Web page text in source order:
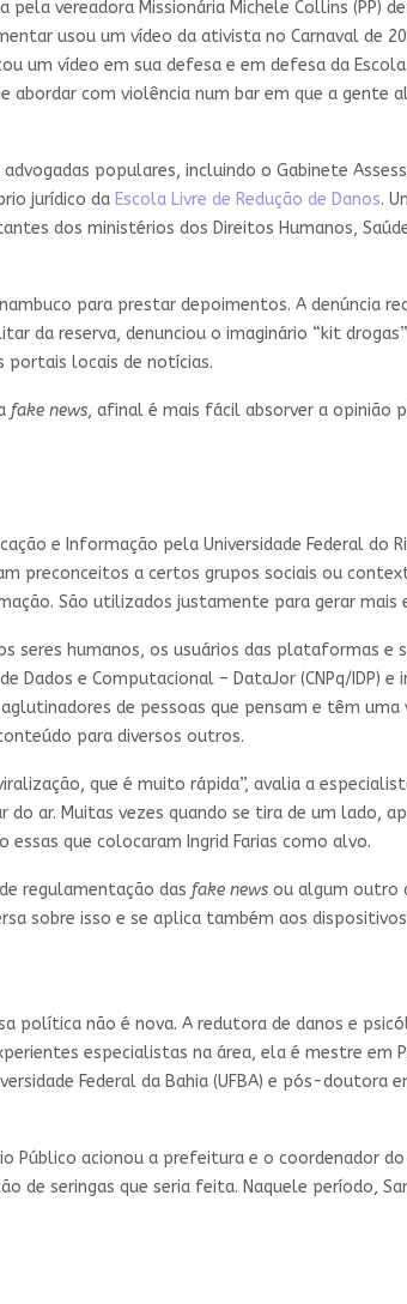
vereadora Missionária Michele Collins (PP)
usou um vídeo da ativista no Carnaval de
um vídeo em sua defesa e em defesa da
com violência num bar em que a gente
populares, incluindo o Gabinete
jurídico da Escola Livre de Redução de Danos.
dos ministérios dos Direitos Humanos,
para prestar depoimentos. A denúncia
da reserva, denunciou o imaginário “kit
portais locais de notícias.
fake news, afinal é mais fácil absorver a opinião
e Informação pela Universidade Federal do
preconceitos a certos grupos sociais ou
São utilizados justamente para gerar mais
seres humanos, os usuários das plataformas e
Dados e Computacional – DataJor (CNPq/IDP)
de pessoas que pensam e têm uma
para diversos outros.
que é muito rápida”, avalia a
ar. Muitas vezes quando se tira de um lado,
que colocaram Ingrid Farias como alvo.
regulamentação das fake news ou algum outro
sobre isso e se aplica também aos
política não é nova. A redutora de danos e
especialistas na área, ela é mestre em
Federal da Bahia (UFBA) e pós-doutora
Público acionou a prefeitura e o coordenador
de seringas que seria feita. Naquele período,